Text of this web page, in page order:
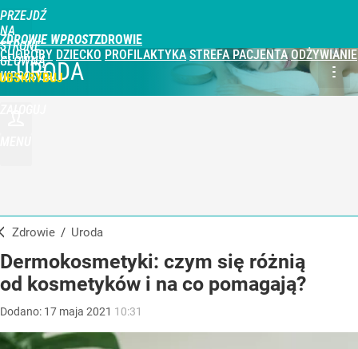
PRZEJDŹ
NA
STRONĘ
GŁÓWNĄ
WPROST.PL
ZDROWIE WPROST
CHOROBY DZIECKO PROFILAKTYKA STREFA PACJENTA ODŻYWIANIE
URODA
Zdrowie / Uroda
Dermokosmetyki: czym się różnią
od kosmetyków i na co pomagają?
Dodano: 17 maja 2021 10:31